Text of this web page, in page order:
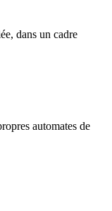
dans un cadre
automates de